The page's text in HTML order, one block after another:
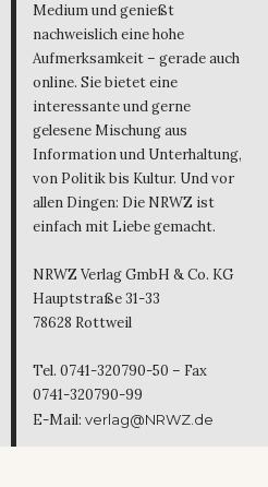
Medium und genießt
nachweislich eine hohe
Aufmerksamkeit – gerade auch
online. Sie bietet eine
interessante und gerne
gelesene Mischung aus
Information und Unterhaltung,
von Politik bis Kultur. Und vor
allen Dingen: Die NRWZ ist
einfach mit Liebe gemacht.
NRWZ Verlag GmbH & Co. KG
Hauptstraße 31-33
78628 Rottweil
Tel. 0741-320790-50 – Fax
0741-320790-99
E-Mail: verlag@NRWZ.de